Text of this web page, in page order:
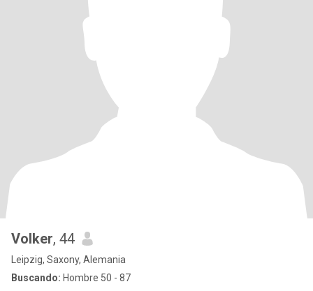
Volker, 44
Leipzig, Saxony, Alemania
Buscando: Hombre 50 - 87